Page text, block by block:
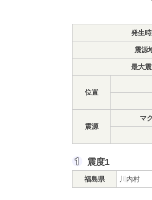
発生時
震源
最大
位置
震源
マ
震度1
福島県 川内村